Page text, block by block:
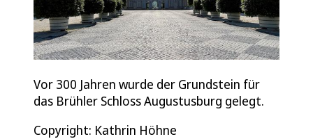
Vor 300 Jahren wurde der Grundstein für
das Brühler Schloss Augustusburg gelegt.
Copyright: Kathrin Höhne